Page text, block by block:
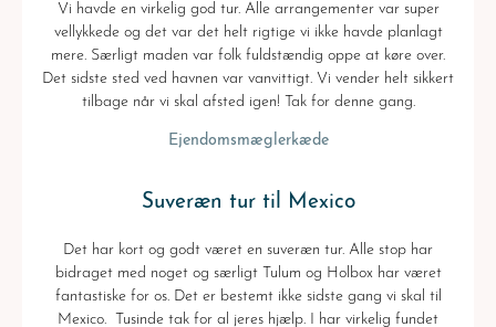
Vi havde en virkelig god tur. Alle arrangementer var super
vellykkede og det var det helt rigtige vi ikke havde planlagt
mere. Særligt maden var folk fuldstændig oppe at køre over.
Det sidste sted ved havnen var vanvittigt. Vi vender helt sikkert
tilbage når vi skal afsted igen! Tak for denne gang.
Ejendomsmæglerkæde
Suveræn tur til Mexico
Det har kort og godt været en suveræn tur. Alle stop har
bidraget med noget og særligt Tulum og Holbox har været
fantastiske for os. Det er bestemt ikke sidste gang vi skal til
Mexico. Tusinde tak for al jeres hjælp. I har virkelig fundet